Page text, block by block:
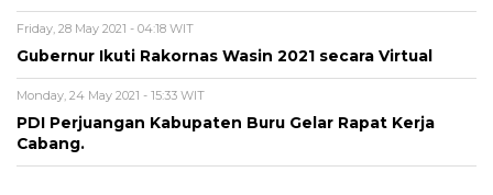
Friday, 28 May 2021 - 04:18 WIT
Gubernur Ikuti Rakornas Wasin 2021 secara Virtual
Monday, 24 May 2021 - 15:33 WIT
PDI Perjuangan Kabupaten Buru Gelar Rapat Kerja
Cabang.